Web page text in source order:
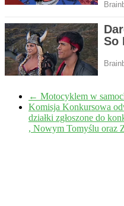
← Motocyklem w
Komisja Konkursowa
działki zgłoszone do
, Nowym Tomyślu oraz